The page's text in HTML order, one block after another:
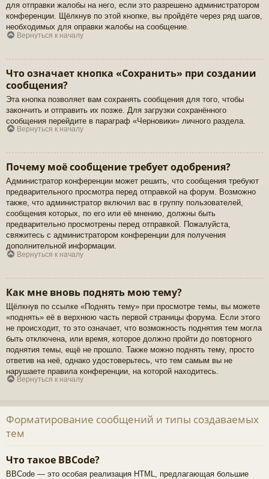
для отправки жалобы на него, если это разрешено администратором
конференции. Щёлкнув по этой кнопке, вы пройдёте через ряд шагов,
необходимых для оправки жалобы на сообщение.
Вернуться к началу
Что означает кнопка «Сохранить» при создании
сообщения?
Эта кнопка позволяет вам сохранять сообщения для того, чтобы
закончить и отправить их позже. Для загрузки сохранённого
сообщения перейдите в параграф «Черновики» личного раздела.
Вернуться к началу
Почему моё сообщение требует одобрения?
Администратор конференции может решить, что сообщения требуют
предварительного просмотра перед отправкой на форум. Возможно
также, что администратор включил вас в группу пользователей,
сообщения которых, по его или её мнению, должны быть
предварительно просмотрены перед отправкой. Пожалуйста,
свяжитесь с администратором конференции для получения
дополнительной информации.
Вернуться к началу
Как мне вновь поднять мою тему?
Щёлкнув по ссылке «Поднять тему» при просмотре темы, вы можете
«поднять» её в верхнюю часть первой страницы форума. Если этого
не происходит, то это означает, что возможность поднятия тем могла
быть отключена, или время, которое должно пройти до повторного
поднятия темы, ещё не прошло. Также можно поднять тему, просто
ответив на неё, однако удостоверьтесь, что тем самым вы не
нарушаете правила конференции, на которой находитесь.
Вернуться к началу
Форматирование сообщений и типы создаваемых
тем
Что такое BBCode?
BBCode — это особая реализация HTML, предлагающая большие